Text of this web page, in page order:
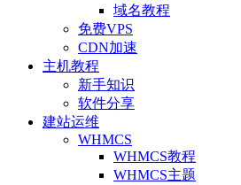
域名教程
免费VPS
CDN加速
主机教程
新手知识
软件分享
建站运维
WHMCS
WHMCS教程
WHMCS主题